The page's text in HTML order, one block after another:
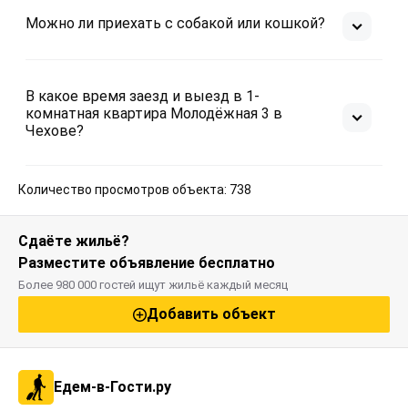
Можно ли приехать с собакой или кошкой?
В какое время заезд и выезд в 1-
комнатная квартира Молодёжная 3 в
Чехове?
Количество просмотров объекта: 738
Сдаёте жильё?
Разместите объявление бесплатно
Более 980 000 гостей ищут жильё каждый месяц
Добавить объект
Едем-в-Гости.ру